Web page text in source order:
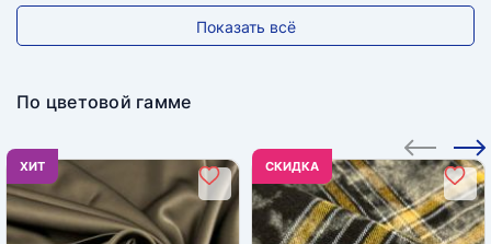
Показать всё
По цветовой гамме
ХИТ CКИДКА